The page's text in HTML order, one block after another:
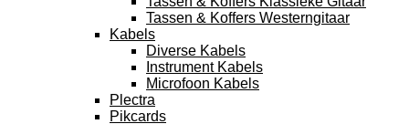
Tassen & Koffers Westerngitaar
Kabels
Diverse Kabels
Instrument Kabels
Microfoon Kabels
Plectra
Pikcards